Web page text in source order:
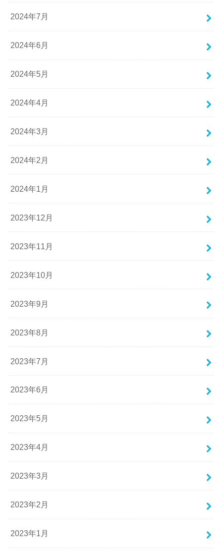
2024年7月
2024年6月
2024年5月
2024年4月
2024年3月
2024年2月
2024年1月
2023年12月
2023年11月
2023年10月
2023年9月
2023年8月
2023年7月
2023年6月
2023年5月
2023年4月
2023年3月
2023年2月
2023年1月